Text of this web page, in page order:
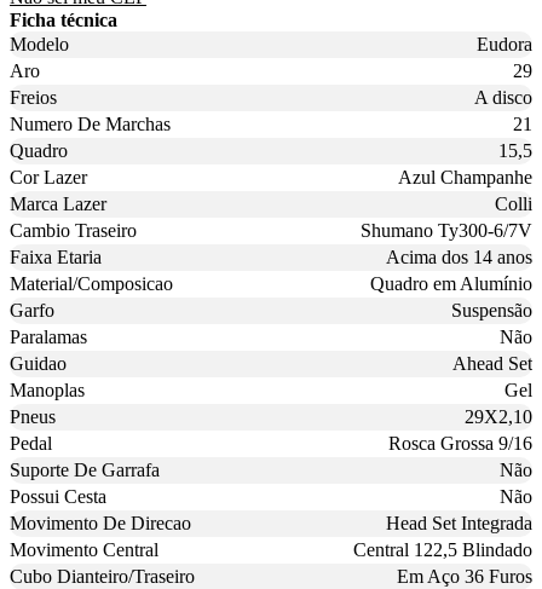
Ficha técnica
Modelo
Eudora
Aro
29
Freios
A disco
Numero De Marchas
21
Quadro
15,5
Cor Lazer
Azul Champanhe
Marca Lazer
Colli
Cambio Traseiro
Shumano Ty300-6/7V
Faixa Etaria
Acima dos 14 anos
Material/Composicao
Quadro em Alumínio
Garfo
Suspensão
Paralamas
Não
Guidao
Ahead Set
Manoplas
Gel
Pneus
29X2,10
Pedal
Rosca Grossa 9/16
Suporte De Garrafa
Não
Possui Cesta
Não
Movimento De Direcao
Head Set Integrada
Movimento Central
Central 122,5 Blindado
Cubo Dianteiro/Traseiro
Em Aço 36 Furos